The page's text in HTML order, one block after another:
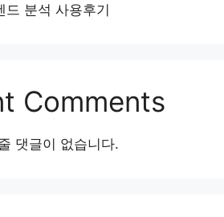
드 분석 사용후기
Comments
댓글이 없습니다.